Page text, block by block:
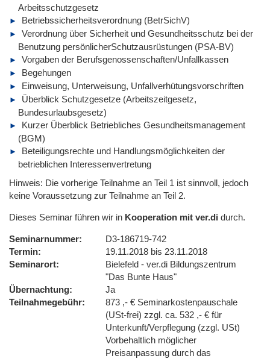
Arbeitsschutzgesetz
Betriebssicherheitsverordnung (BetrSichV)
Verordnung über Sicherheit und Gesundheitsschutz bei der
Benutzung persönlicherSchutzausrüstungen (PSA-BV)
Vorgaben der Berufsgenossenschaften/Unfallkassen
Begehungen
Einweisung, Unterweisung, Unfallverhütungsvorschriften
Überblick Schutzgesetze (Arbeitszeitgesetz,
Bundesurlaubsgesetz)
Kurzer Überblick Betriebliches Gesundheitsmanagement
(BGM)
Beteiligungsrechte und Handlungsmöglichkeiten der
betrieblichen Interessenvertretung
Hinweis: Die vorherige Teilnahme an Teil 1 ist sinnvoll, jedoch
keine Voraussetzung zur Teilnahme an Teil 2.
Dieses Seminar führen wir in Kooperation mit ver.di durch.
Seminarnummer
D3-186719-742
Termin
19.11.2018 bis 23.11.2018
Seminarort
Bielefeld - ver.di Bildungszentrum
"Das Bunte Haus"
Übernachtung
Ja
Teilnahmegebühr
873 ,- € Seminarkostenpauschale
(USt-frei) zzgl. ca. 532 ,- € für
Unterkunft/Verpflegung (zzgl. USt)
Vorbehaltlich möglicher
Preisanpassung durch das